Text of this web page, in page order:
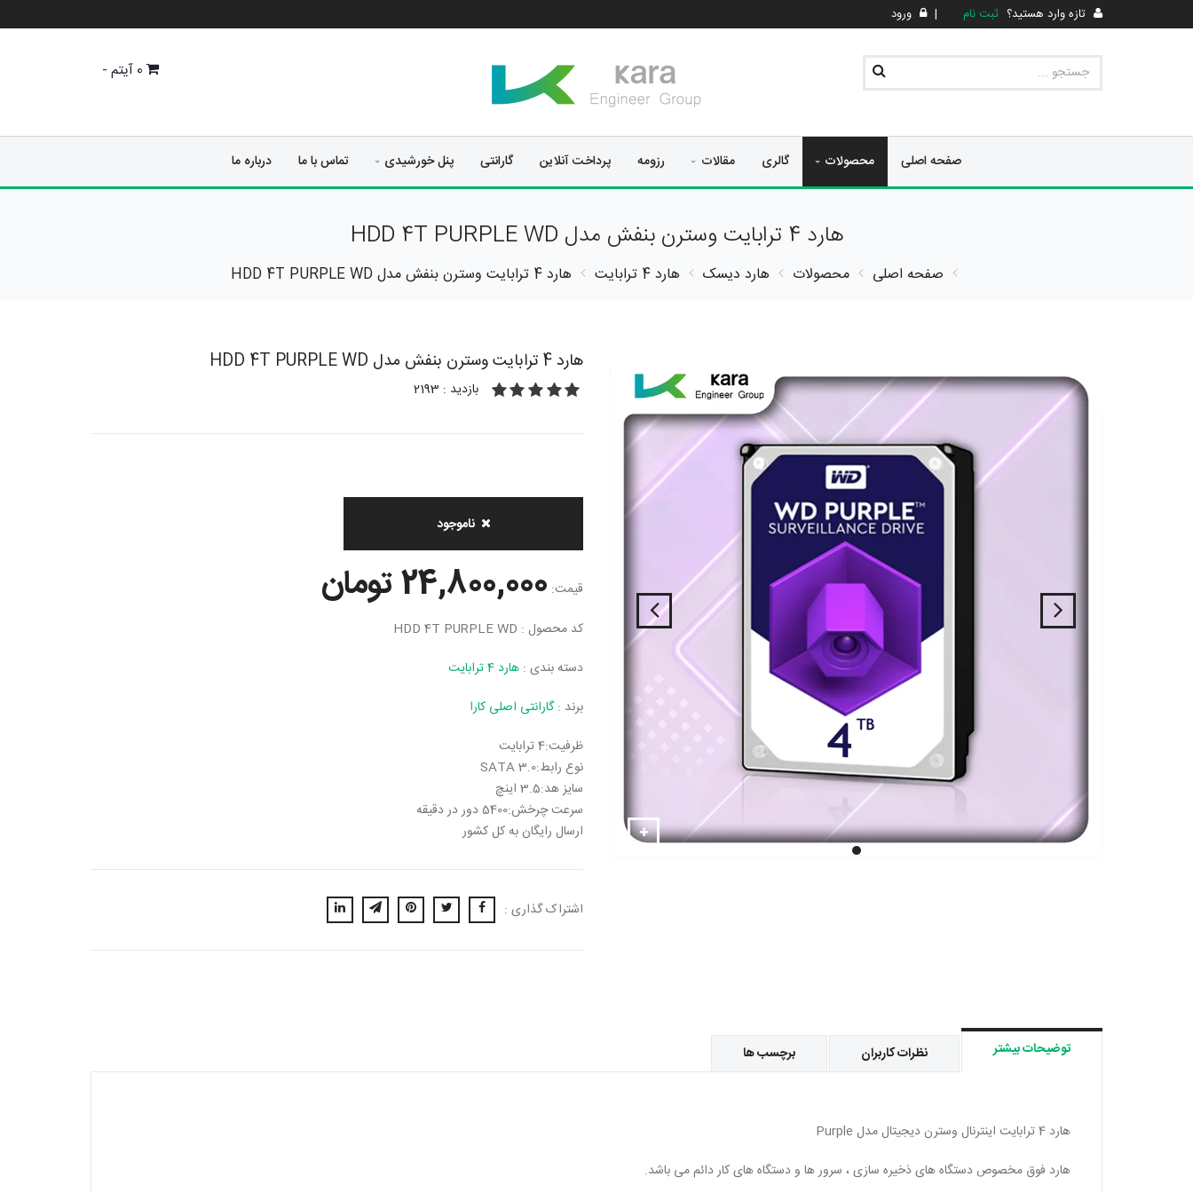
تازه وارد هستید؟ ثبت نام | ورود
0 آیتم -
صفحه اصلی محصولات گالری مقالات رزومه پرداخت آنلاین گارانتی پنل خورشیدی تماس با ما درباره ما
هارد 4 ترابایت وسترن بنفش مدل HDD 4T PURPLE WD
صفحه اصلی محصولات هارد دیسک هارد 4 ترابایت هارد 4 ترابایت وسترن بنفش مدل HDD 4T PURPLE WD
هارد 4 ترابایت وسترن بنفش مدل HDD 4T PURPLE WD
بازدید : 2193
ناموجود
قیمت: 24,800,000 تومان
کد محصول : HDD 4T PURPLE WD
دسته بندی : هارد 4 ترابایت
برند :گارانتی اصلی کارا
ظرفیت:4 ترابایت
نوع رابط:SATA 3.0
سایز هد:3.5 اینچ
سرعت چرخش:5400 دور در دقیقه
ارسال رایگان به کل کشور
اشتراک گذاری :
توضیحات بیشتر نظرات کاربران برچسب ها
هارد 4 ترابایت اینترنال وسترن دیجیتال مدل Purple
هارد فوق مخصوص دستگاه های ذخیره سازی ، سرور ها و دستگاه های کار دائم می باشد.